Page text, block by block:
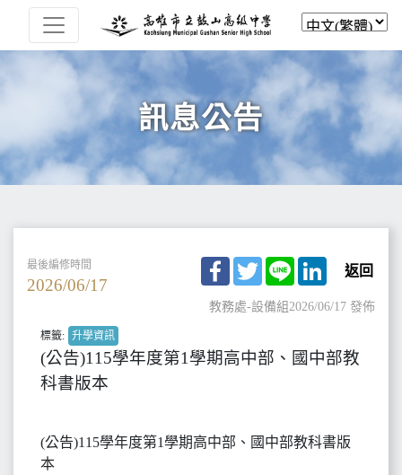
訊息公告
最後編修時間
2026/06/17
Facebook
TwitterLine LinkedIn
返回
教務處-設備組2026/06/17 發佈
標籤: 升學資訊
(公告)115學年度第1學期高中部、國中部教
科書版本
(公告)115學年度第1學期高中部、國中部教科書版
本